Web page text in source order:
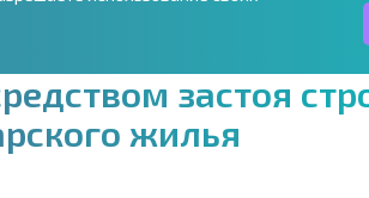
редством застоя стр
рского жилья